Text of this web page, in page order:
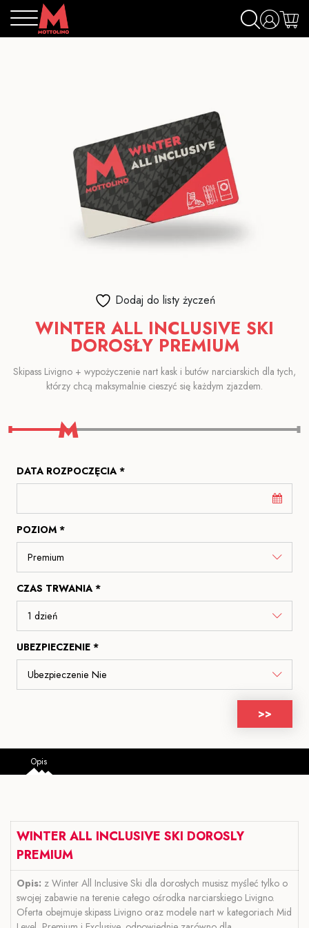
Dodaj do listy życzeń
WINTER ALL INCLUSIVE SKI
DOROSŁY PREMIUM
Skipass Livigno + wypożyczenie nart kask i butów narciarskich dla tych,
którzy chcą maksymalnie cieszyć się każdym zjazdem.
DATA ROZPOCZĘCIA *
POZIOM *
CZAS TRWANIA *
UBEZPIECZENIE *
>>
Opis
WINTER ALL INCLUSIVE SKI DOROSLY
PREMIUM
Opis: z Winter All Inclusive Ski dla dorosłych musisz myśleć tylko o
swojej zabawie na terenie całego ośrodka narciarskiego Livigno.
Oferta obejmuje skipass Livigno oraz modele nart w kategoriach Mid